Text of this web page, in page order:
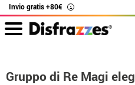
Invio gratis +80€ i
Gruppo di Re Magi